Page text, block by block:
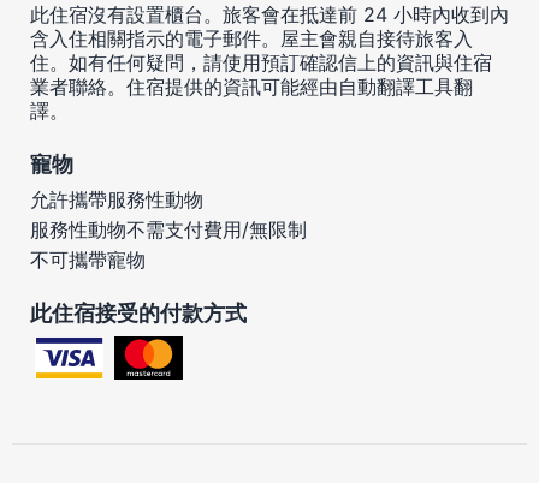
此住宿沒有設置櫃台。旅客會在抵達前 24 小時內收到內
含入住相關指示的電子郵件。屋主會親自接待旅客入
住。如有任何疑問，請使用預訂確認信上的資訊與住宿
業者聯絡。住宿提供的資訊可能經由自動翻譯工具翻
譯。
寵物
允許攜帶服務性動物
服務性動物不需支付費用/無限制
不可攜帶寵物
此住宿接受的付款方式